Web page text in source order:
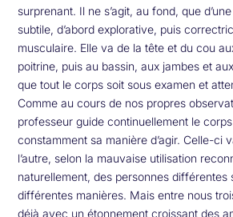
surprenant. Il ne s’agit, au fond, que
subtile, d’abord explorative, puis
musculaire. Elle va de la tête et du cou
poitrine, puis au bassin, aux jambes et
que tout le corps soit sous examen et
Comme au cours de nos propres
professeur guide continuellement le
constamment sa manière d’agir. Celle-ci
l’autre, selon la mauvaise utilisation
naturellement, des personnes différentes
différentes manières. Mais entre nous
déjà avec un étonnement croissant des